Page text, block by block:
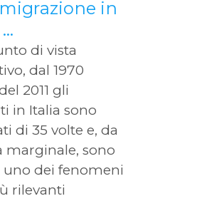
in
di vista
dal 1970
2011 gli
in Italia sono
di 35 volte e, da
marginale, sono
dei fenomeni
rilevanti